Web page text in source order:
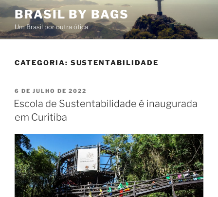
Pular
para
o
conteúdo
BRASIL BY BAGS
Um Brasil por outra ótica
CATEGORIA: SUSTENTABILIDADE
PUBLICADO
EM
6 DE JULHO DE 2022
Escola de Sustentabilidade é inaugurada
em Curitiba